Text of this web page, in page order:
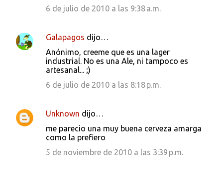
6 de julio de 2010 a las 9:38 a.m.
Galapagos dijo…
Anónimo, creeme que es una lager
industrial. No es una Ale, ni tampoco es
artesanal... ;)
6 de julio de 2010 a las 8:18 p.m.
Unknown dijo…
me parecio una muy buena cerveza amarga
como la prefiero
5 de noviembre de 2010 a las 3:39 p.m.